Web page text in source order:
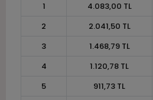
1
4.083,00 TL
2
2.041,50 TL
3
1.468,79 TL
4
1.120,78 TL
5
911,73 TL